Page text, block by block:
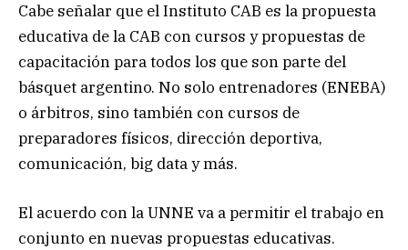
Cabe señalar que el Instituto CAB es la propuesta
educativa de la CAB con cursos y propuestas de
capacitación para todos los que son parte del
básquet argentino. No solo entrenadores (ENEBA)
o árbitros, sino también con cursos de
preparadores físicos, dirección deportiva,
comunicación, big data y más.
El acuerdo con la UNNE va a permitir el trabajo en
conjunto en nuevas propuestas educativas.